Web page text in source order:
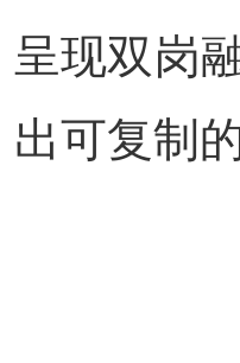
呈现双岗
出可复制